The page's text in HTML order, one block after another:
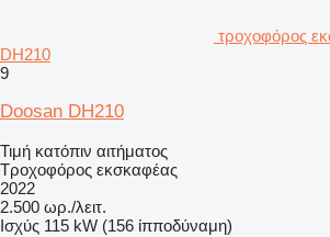
τροχοφόρος
DH210
9
Doosan DH210
Τιμή κατόπιν αιτήματος
Τροχοφόρος εκσκαφέας
2022
2.500 ωρ./λειτ.
Ισχύς 115 kW (156 ίπποδύναμη)